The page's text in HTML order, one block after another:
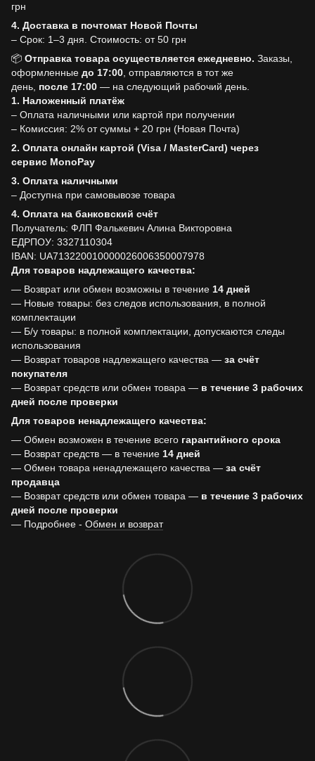
грн
4. Доставка в почтомат Новой Почты
– Срок: 1–3 дня. Стоимость: от 50 грн
📦 Отправка товара осуществляется ежедневно. Заказы,
оформленные до 17:00 , отправляются в тот же
день, после 17:00 — на следующий рабочий день.
1. Наложенный платёж
– Оплата наличными или картой при получении
– Комиссия: 2% от суммы + 20 грн (Новая Почта)
2. Оплата онлайн картой (Visa / MasterCard) через
сервис MonoPay
3. Оплата наличными
– Доступна при самовывозе товара
4. Оплата на банковский счёт
Получатель: ФЛП Фалькевич Алина Викторовна
ЕДРПОУ: 3327110304
IBAN: UA713220010000026006350007978
Для товаров надлежащего качества:
— Возврат или обмен возможны в течение 14 дней
— Новые товары: без следов использования, в полной
комплектации
— Б/у товары: в полной комплектации, допускаются следы
использования
— Возврат товаров надлежащего качества — за счёт
покупателя
— Возврат средств или обмен товара — в течение 3 рабочих
дней после проверки
Для товаров ненадлежащего качества:
— Обмен возможен в течение всего гарантийного срока
— Возврат средств — в течение 14 дней
— Обмен товара ненадлежащего качества — за счёт
продавца
— Возврат средств или обмен товара — в течение 3 рабочих
дней после проверки
— Подробнее - Обмен и возврат